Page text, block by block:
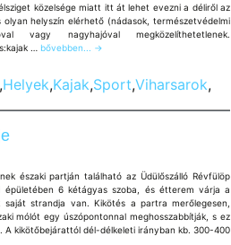
közelsége miatt itt át lehet evezni a déliről az
olyan helyszín elérhető (nádasok, természetvédelmi
vagy nagyhajóval megközelíthetetlenek.
…
Viharsarok
Balatonföldvár
bővebben... →
Helyek,Kajak,Sport,Viharsarok,
északi partján található az Üdülőszálló Révfülöp
épületében 6 kétágyas szoba, és étterem várja a
saját strandja van. Kikötés a partra merőlegesen,
mólót egy úszópontonnal meghosszabbítják, s ez
A kikötőbejárattól dél-délkeleti irányban kb. 300-400